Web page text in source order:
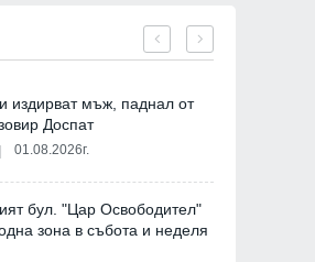
издирват мъж, паднал от
Доспат
01.08.2026г.
бул. "Цар Освободител"
зона в събота и неделя